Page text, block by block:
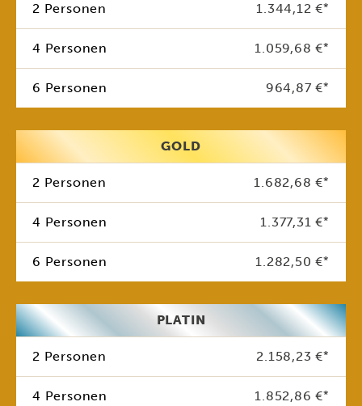
2 Personen 1.344,12 €*
4 Personen 1.059,68 €*
6 Personen 964,87 €*
GOLD
2 Personen 1.682,68 €*
4 Personen 1.377,31 €*
6 Personen 1.282,50 €*
PLATIN
2 Personen 2.158,23 €*
4 Personen 1.852,86 €*